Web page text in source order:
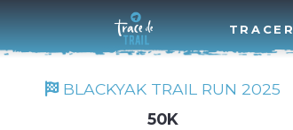
TRACER
BLACKYAK TRAIL RUN 2025
50K